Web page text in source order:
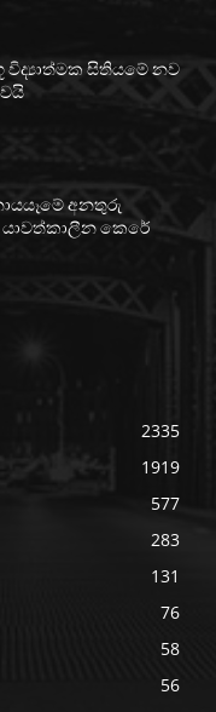
විද්‍යාත්මක සිතියමේ නව
අනතුරු
කෙරේ
2335
1919
577
283
131
76
58
56